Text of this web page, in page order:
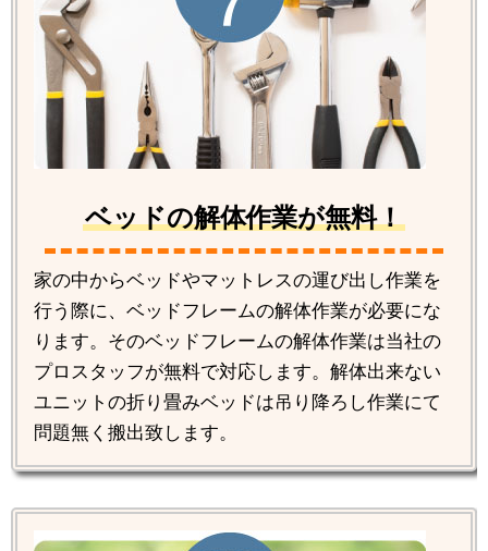
ベッドの解体作業が無料！
家の中からベッドやマットレスの運び出し作業を
行う際に、ベッドフレームの解体作業が必要にな
ります。そのベッドフレームの解体作業は当社の
プロスタッフが無料で対応します。解体出来ない
ユニットの折り畳みベッドは吊り降ろし作業にて
問題無く搬出致します。